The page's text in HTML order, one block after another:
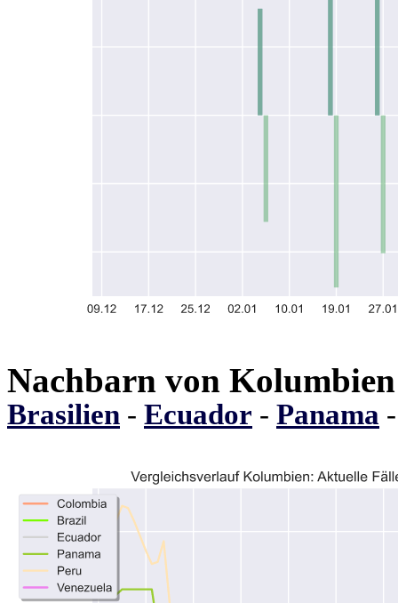
Nachbarn von Kolumbien
Brasilien - Ecuador - Panama